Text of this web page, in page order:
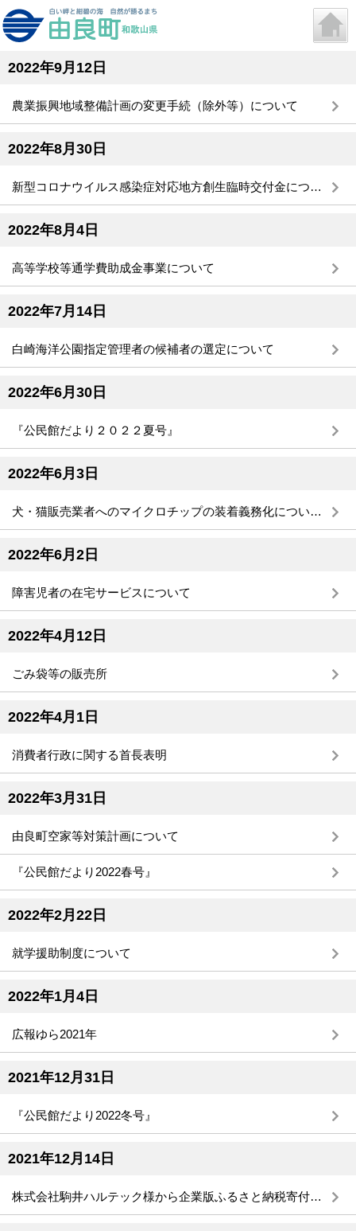
2022年9月12日
農業振興地域整備計画の変更手続（除外等）について
2022年8月30日
新型コロナウイルス感染症対応地方創生臨時交付金について
2022年8月4日
高等学校等通学費助成金事業について
2022年7月14日
白崎海洋公園指定管理者の候補者の選定について
2022年6月30日
『公民館だより２０２２夏号』
2022年6月3日
犬・猫販売業者へのマイクロチップの装着義務化について（令和４年６月１日から施行）
2022年6月2日
障害児者の在宅サービスについて
2022年4月12日
ごみ袋等の販売所
2022年4月1日
消費者行政に関する首長表明
2022年3月31日
由良町空家等対策計画について
『公民館だより2022春号』
2022年2月22日
就学援助制度について
2022年1月4日
広報ゆら2021年
2021年12月31日
『公民館だより2022冬号』
2021年12月14日
株式会社駒井ハルテック様から企業版ふるさと納税寄付金をいただきました！